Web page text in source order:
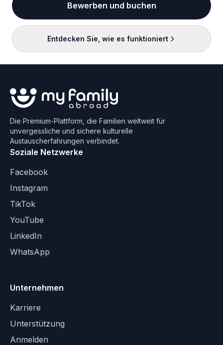
Bewerben und buchen
Entdecken Sie, wie es funktioniert
Die Premium-Plattform, die Familien weltweit für
unvergessliche und sichere kulturelle
Austauscherfahrungen verbindet.
Soziale Netzwerke
Facebook
Instagram
TikTok
YouTube
LinkedIn
WhatsApp
Unternehmen
Karriere
Unterstützung
Anmelden